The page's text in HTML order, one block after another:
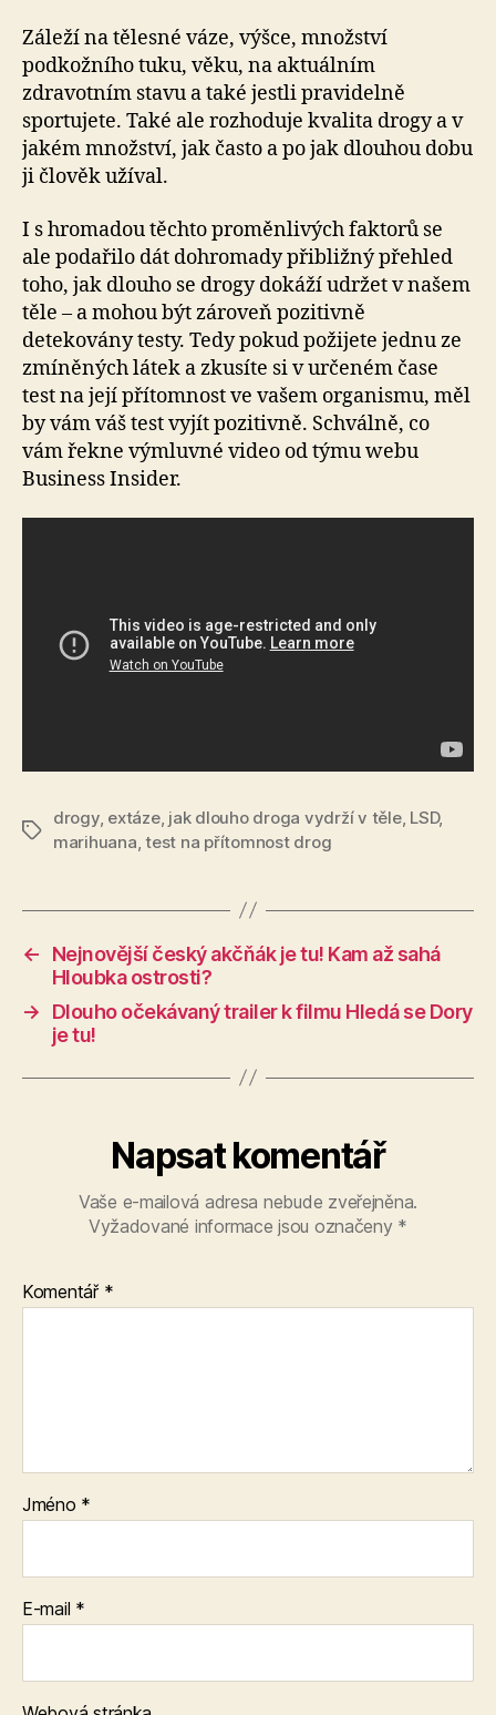
Záleží na tělesné váze, výšce, množství
podkožního tuku, věku, na aktuálním
zdravotním stavu a také jestli pravidelně
sportujete. Také ale rozhoduje kvalita drogy a v
jakém množství, jak často a po jak dlouhou dobu
ji člověk užíval.
I s hromadou těchto proměnlivých faktorů se
ale podařilo dát dohromady přibližný přehled
toho, jak dlouho se drogy dokáží udržet v našem
těle – a mohou být zároveň pozitivně
detekovány testy. Tedy pokud požijete jednu ze
zmíněných látek a zkusíte si v určeném čase
test na její přítomnost ve vašem organismu, měl
by vám váš test vyjít pozitivně. Schválně, co
vám řekne výmluvné video od týmu webu
Business Insider.
Štítky
drogy, extáze, jak dlouho droga vydrží v těle, LSD,
marihuana ,test na přítomnost drog
←
Nejnovější český akčňák je tu! Kam až sahá
Hloubka ostrosti?
→
Dlouho očekávaný trailer k filmu Hledá se Dory
je tu!
Napsat komentář
Vaše e-mailová adresa nebude zveřejněna.
Vyžadované informace jsou označeny *
Komentář *
Jméno *
E-mail *